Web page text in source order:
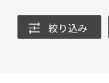
絞り込み